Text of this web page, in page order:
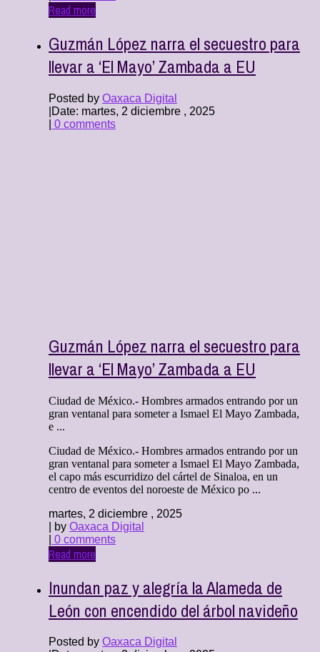
Read more
Guzmán López narra el secuestro para
llevar a ‘El Mayo’ Zambada a EU
Posted by Oaxaca Digital
Date: martes, 2 diciembre , 2025
0 comments
Guzmán López narra el secuestro para
llevar a ‘El Mayo’ Zambada a EU
Ciudad de México.- Hombres armados entrando por un
gran ventanal para someter a Ismael El Mayo Zambada,
e ...
Ciudad de México.- Hombres armados entrando por un
gran ventanal para someter a Ismael El Mayo Zambada,
el capo más escurridizo del cártel de Sinaloa, en un
centro de eventos del noroeste de México po ...
martes, 2 diciembre , 2025
| by Oaxaca Digital
0 comments
Read more
Inundan paz y alegría la Alameda de
León con encendido del árbol navideño
Posted by Oaxaca Digital